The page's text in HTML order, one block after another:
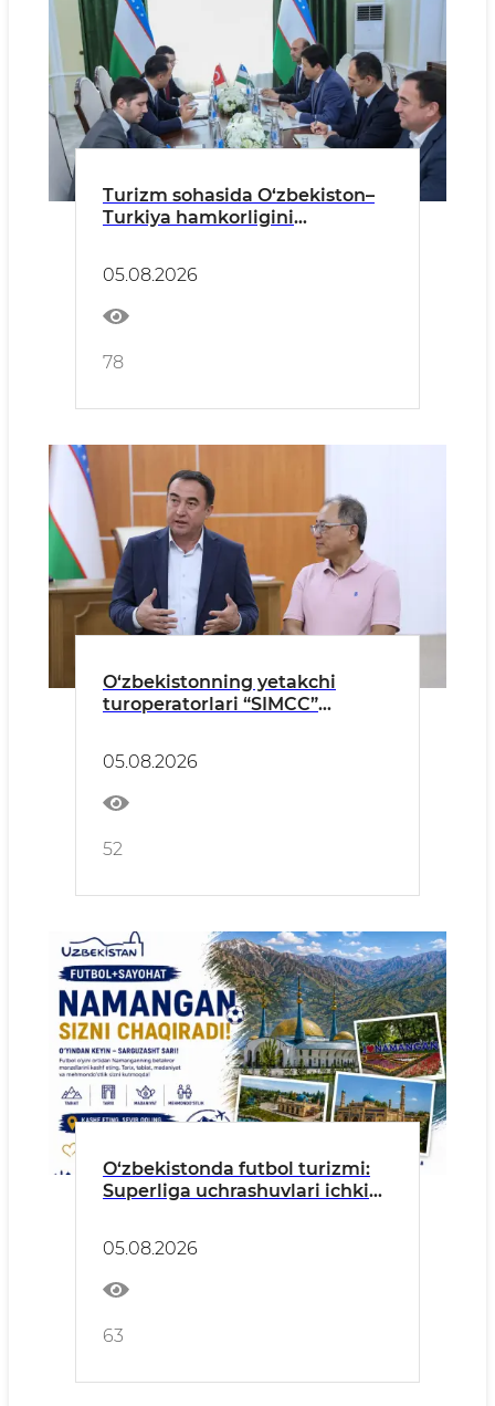
Turizm sohasida O‘zbekiston–
Turkiya hamkorligini
05.08.2026
78
O‘zbekistonning yetakchi
turoperatorlari “SIMCC”
tadbirlariga tayyorgarlik
masalalarini muhokama qildi
05.08.2026
52
O‘zbekistonda futbol turizmi:
Superliga uchrashuvlari ichki
05.08.2026
63